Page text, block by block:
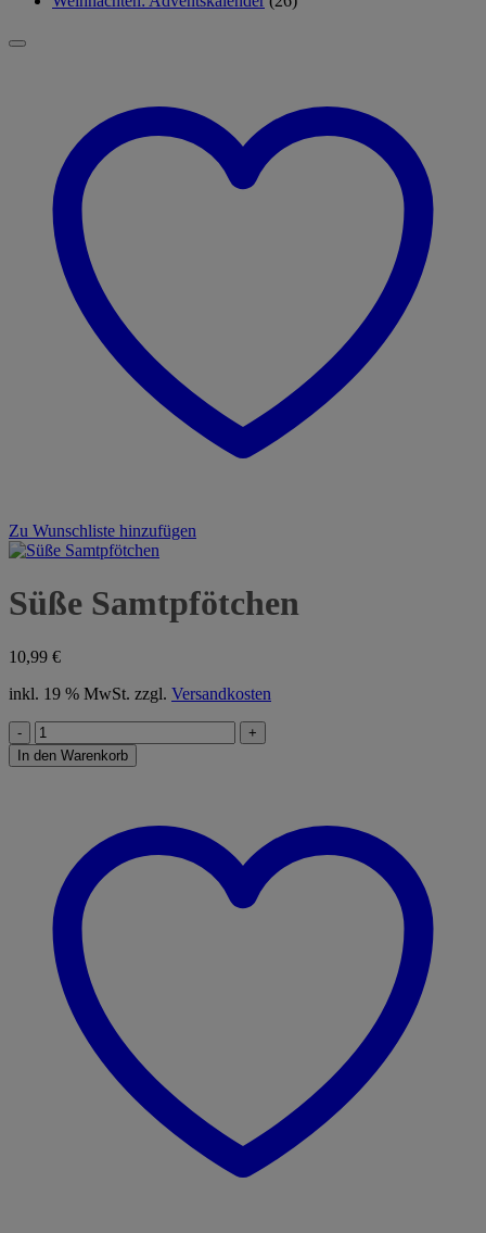
Zu Wunschliste hinzufügen
Süße Samtpfötchen
10,99 €
inkl. 19 % MwSt. zzgl. Versandkosten
Süße
Samtpfötchen
Menge
In den Warenkorb